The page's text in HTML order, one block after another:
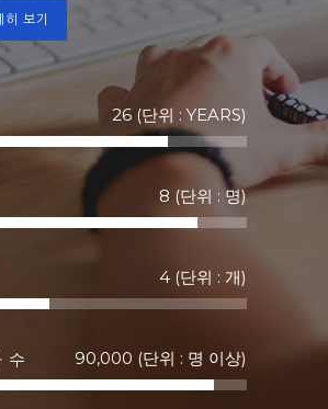
보기
26 (단위 : YEARS)
8 (단위 : 명)
4 (단위 : 개)
수 90,000 (단위 : 명 이상)